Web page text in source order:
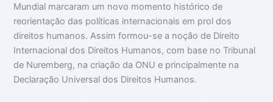
Mundial marcaram um novo momento histórico de
reorientação das políticas internacionais em prol dos
direitos humanos. Assim formou-se a noção de Direito
Internacional dos Direitos Humanos, com base no Tribunal
de Nuremberg, na criação da ONU e principalmente na
Declaração Universal dos Direitos Humanos.